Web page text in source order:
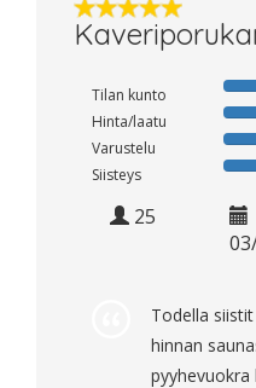
Tilan kunto
Hinta/laatu
Varustelu
Siisteys
25
Todella
hinnan
pyyhevuokra